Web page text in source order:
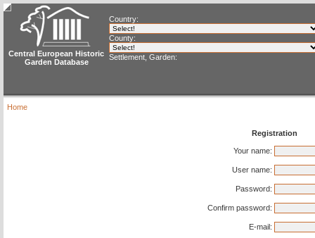
Central European Historic
Garden Database
Country:
County:
Settlement, Garden:
Home
Registration
Your name:
User name:
Password:
Confirm password:
E-mail: